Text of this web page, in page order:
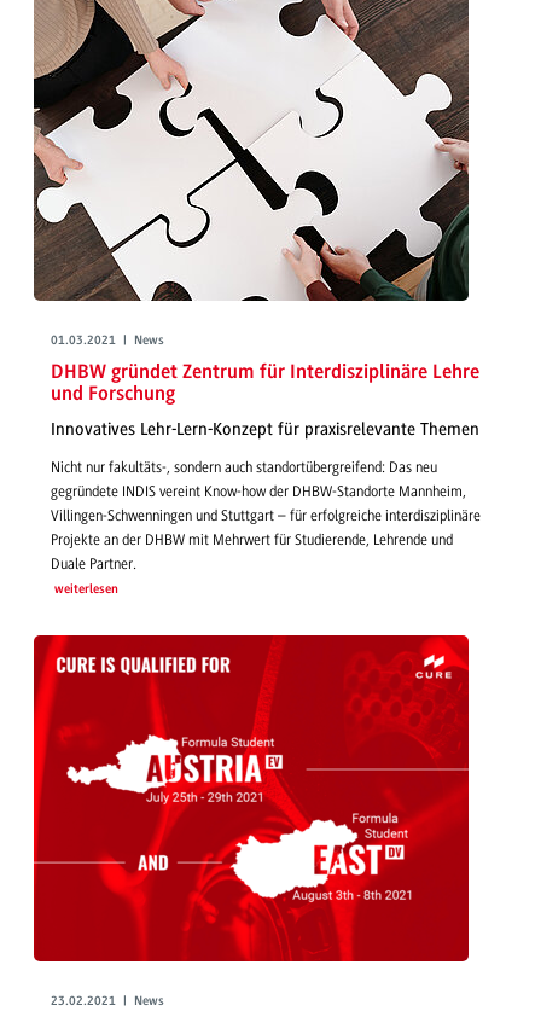
01.03.2021 | News
DHBW gründet Zentrum für Interdisziplinäre Lehre
und Forschung
Innovatives Lehr-Lern-Konzept für praxisrelevante Themen
Nicht nur fakultäts-, sondern auch standortübergreifend: Das neu
gegründete INDIS vereint Know-how der DHBW-Standorte Mannheim,
Villingen-Schwenningen und Stuttgart – für erfolgreiche interdisziplinäre
Projekte an der DHBW mit Mehrwert für Studierende, Lehrende und
Duale Partner.
weiterlesen
23.02.2021 | News